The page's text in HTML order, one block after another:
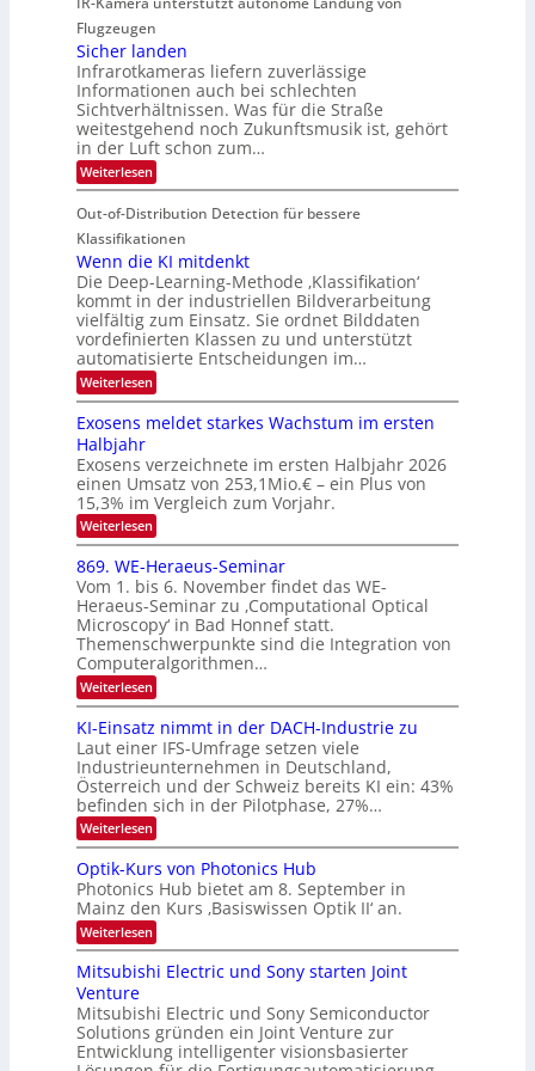
-
M
e
m
s
u
n
d
M
a
n
t
i
S
p
e
c
t
r
i
c
h
k
e
i
t
e
d
e
r
i
n
V
I
S
I
O
N
T
e
c
h
T
a
l
k
i
d
e
d
T
o
u
r
u
d
e
r
V
S
O
N
2
0
2
6
Flugzeugen
Sicher landen
Infrarotkameras liefern zuverlässige
Informationen auch bei schlechten
Sichtverhältnissen. Was für die Straße
weitestgehend noch Zukunftsmusik ist, gehört
in der Luft schon zum…
Weiterlesen:
S
c
h
l
a
n
d
e
n
Out-of-Distribution Detection für bessere
Klassifikationen
Wenn die KI mitdenkt
Die Deep-Learning-Methode ‚Klassifikation‘
kommt in der industriellen Bildverarbeitung
vielfältig zum Einsatz. Sie ordnet Bilddaten
vordefinierten Klassen zu und unterstützt
automatisierte Entscheidungen im…
Weiterlesen:
W
n
d
i
e
K
I
m
i
t
d
e
n
k
t
Exosens meldet starkes Wachstum im ersten
Halbjahr
Exosens verzeichnete im ersten Halbjahr 2026
einen Umsatz von 253,1Mio.€ – ein Plus von
15,3% im Vergleich zum Vorjahr.
Weiterlesen:
E
x
o
s
e
n
s
m
e
l
d
e
t
s
t
a
r
k
e
W
a
c
h
s
u
i
m
e
r
869. WE-Heraeus-Seminar
Vom 1. bis 6. November findet das WE-
Heraeus-Seminar zu ‚Computational Optical
Microscopy‘ in Bad Honnef statt.
Themenschwerpunkte sind die Integration von
Computeralgorithmen…
Weiterlesen:
8
9
.
W
E
-
H
e
r
a
e
u
s
-
S
e
n
a
r
KI-Einsatz nimmt in der DACH-Industrie zu
Laut einer IFS-Umfrage setzen viele
Industrieunternehmen in Deutschland,
Österreich und der Schweiz bereits KI ein: 43%
befinden sich in der Pilotphase, 27%…
Weiterlesen:
K
-
E
i
n
s
a
t
n
m
m
Optik-Kurs von Photonics Hub
Photonics Hub bietet am 8. September in
Mainz den Kurs ‚Basiswissen Optik II‘ an.
Weiterlesen:
O
p
t
k
-
K
u
Mitsubishi Electric und Sony starten Joint
Venture
Mitsubishi Electric und Sony Semiconductor
Solutions gründen ein Joint Venture zur
Entwicklung intelligenter visionsbasierter